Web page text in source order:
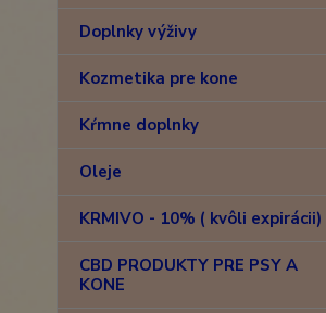
Doplnky výživy
Kozmetika pre kone
Kŕmne doplnky
Oleje
KRMIVO - 10% ( kvôli expirácii)
CBD PRODUKTY PRE PSY A
KONE